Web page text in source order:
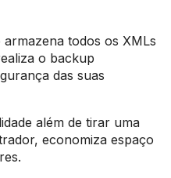
todos os XMLs
o backup
das suas
além de tirar uma
economiza espaço